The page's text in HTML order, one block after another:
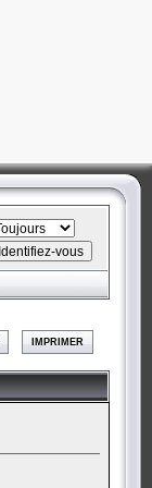
IMPRIMER